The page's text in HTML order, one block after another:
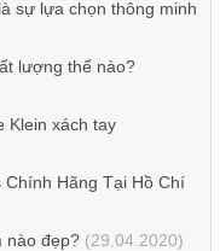
sự lựa chọn thông minh
lượng thế nào?
Klein xách tay
Hãng Tại Hồ Chí
nào đẹp?(29.04.2020)